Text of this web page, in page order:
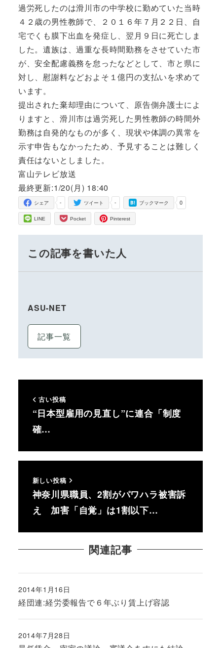
過労死したのは滑川市の中学校に勤めていた当時
４２歳の男性教師で、２０１６年７月２２日、自
宅でくも膜下出血を発症し、翌月９日に死亡しま
した。遺族は、過重な長時間勤務をさせていた市
が、安全配慮義務を怠ったなどとして、市と県に
対し、慰謝料などおよそ１億円の支払いを求めて
います。
提出された棄却理由について、原告側弁護士によ
りますと、滑川市は過労死した男性教師の時間外
勤務は自発的なものが多く、現状や体調の異常を
示す申告もなかったため、予見することは難しく
責任はないとしました。
富山テレビ放送
最終更新:1/20(月) 18:40
-
シェア -
ツイート 0
ブックマーク
LINE Pocket Pinterest
この記事を書いた人
ASU-NET
記事一覧
古い投稿
“日本型雇用の見直し”に連合「制度
確…
新しい投稿
神奈川県職員、2割がパワハラ被害訴
え 加害「自覚」は1割以下…
関連記事
経団連:経労委報告で６年ぶり賃上げ容認
投稿日
2014年1月16日
投稿日
2014年7月28日